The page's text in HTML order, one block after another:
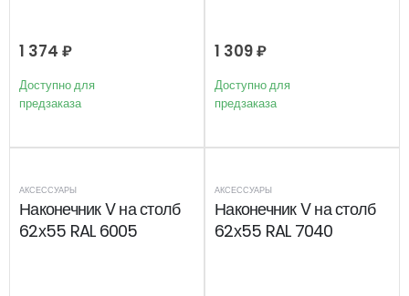
1 374 ₽
Доступно для
предзаказа
1 309₽
Доступно для
предзаказа
АКСЕССУАРЫ
Наконечник V на столб
62х55 RAL 6005
АКСЕССУАРЫ
Наконечник V на столб
62х55 RAL 7040